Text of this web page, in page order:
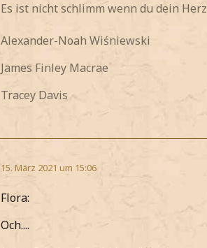
Es ist nicht schlimm wenn du dein
Alexander-Noah Wiśniewski
James Finley Macrae
Tracey Davis
15. März 2021 um 15:06
Flora:
Och....